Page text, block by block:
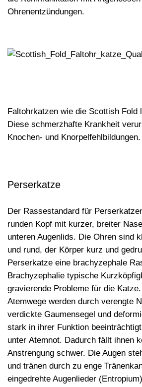
Ohrenentzündungen.
Faltohrkatzen wie die Scottish Fold
Diese schmerzhafte Krankheit
Knochen- und
Perserkatze
Der Rassestandard für
runden Kopf mit kurzer, breiter
unteren Augenlids. Die Ohren sind
und rund, der Körper kurz und
Perserkatze eine brachyzephale
Brachyzephalie typische
gravierende Probleme für die
Atemwege werden durch verengte
verdickte Gaumensegel und
stark in ihrer Funktion
unter Atemnot. Dadurch fällt ihnen
Anstrengung schwer. Die Augen
und tränen durch zu enge
eingedrehte Augenlieder